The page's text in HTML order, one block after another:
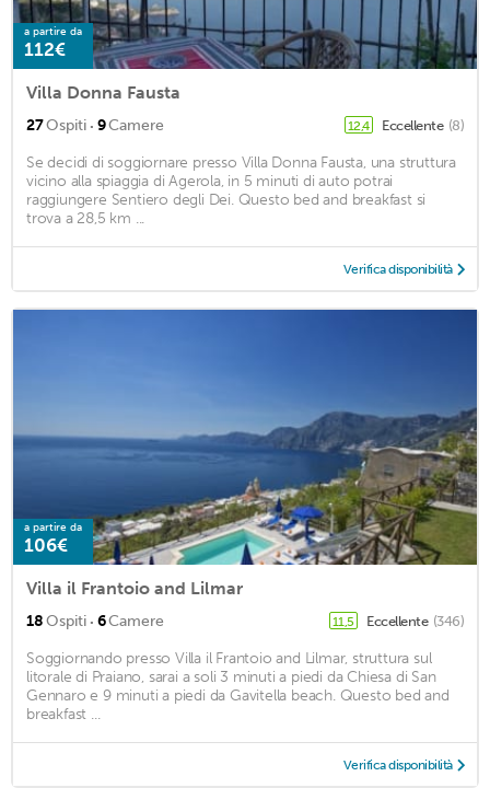
a partire da
112€
Villa Donna Fausta
27Ospiti · 9Camere 12,4 Eccellente (8)
Se decidi di soggiornare presso Villa Donna Fausta, una struttura
vicino alla spiaggia di Agerola, in 5 minuti di auto potrai
raggiungere Sentiero degli Dei. Questo bed and breakfast si
trova a 28,5 km ...
Verifica disponibilità
a partire da
106€
Villa il Frantoio and Lilmar
18Ospiti · 6Camere 11,5 Eccellente (346)
Soggiornando presso Villa il Frantoio and Lilmar, struttura sul
litorale di Praiano, sarai a soli 3 minuti a piedi da Chiesa di San
Gennaro e 9 minuti a piedi da Gavitella beach. Questo bed and
breakfast ...
Verifica disponibilità